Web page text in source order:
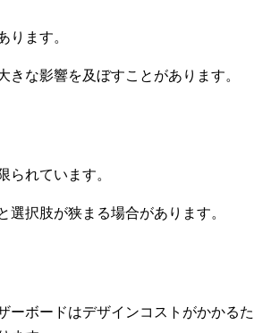
ります。
な影響を及ぼすことがあります。
られています。
択肢が狭まる場合があります。
ーボードはデザインコストがかかるた